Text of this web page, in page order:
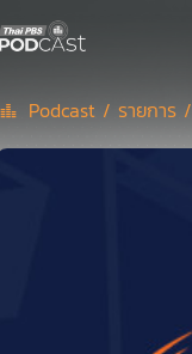
Podcast / รายการ /